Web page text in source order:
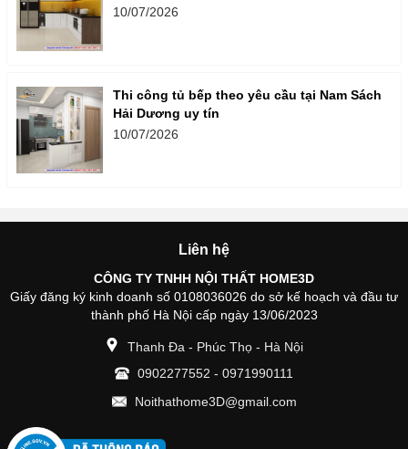
10/07/2026
Thi công tủ bếp theo yêu cầu tại Nam Sách
Hải Dương uy tín
10/07/2026
Liên hệ
CÔNG TY TNHH NỘI THẤT HOME3D
Giấy đăng ký kinh doanh số 0108036026 do sở kế hoạch và đầu tư
thành phố Hà Nội cấp ngày 13/06/2023
Thanh Đa - Phúc Thọ - Hà Nội
0902277552 - 0971990111
Noithathome3D@gmail.com